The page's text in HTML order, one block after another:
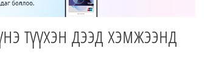
түүхэн дээд хэмжээнд